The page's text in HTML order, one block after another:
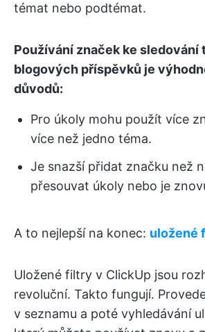
témat nebo podtémat.
Používání značek ke sledování
blogových příspěvků je
důvodů:
Pro úkoly mohu použít více
více než jedno téma.
Je snazší přidat značku než
přesouvat úkoly nebo je
A to nejlepší na konec: uložené
Uložené filtry v ClickUp jsou
revoluční. Takto fungují.
v seznamu a poté vyhledávání